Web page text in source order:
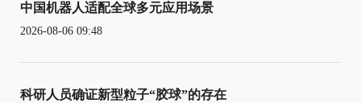
中国机器人适配全球多元应用场景
2026-08-06 09:48
科研人员确证新型粒子“胶球”的存在